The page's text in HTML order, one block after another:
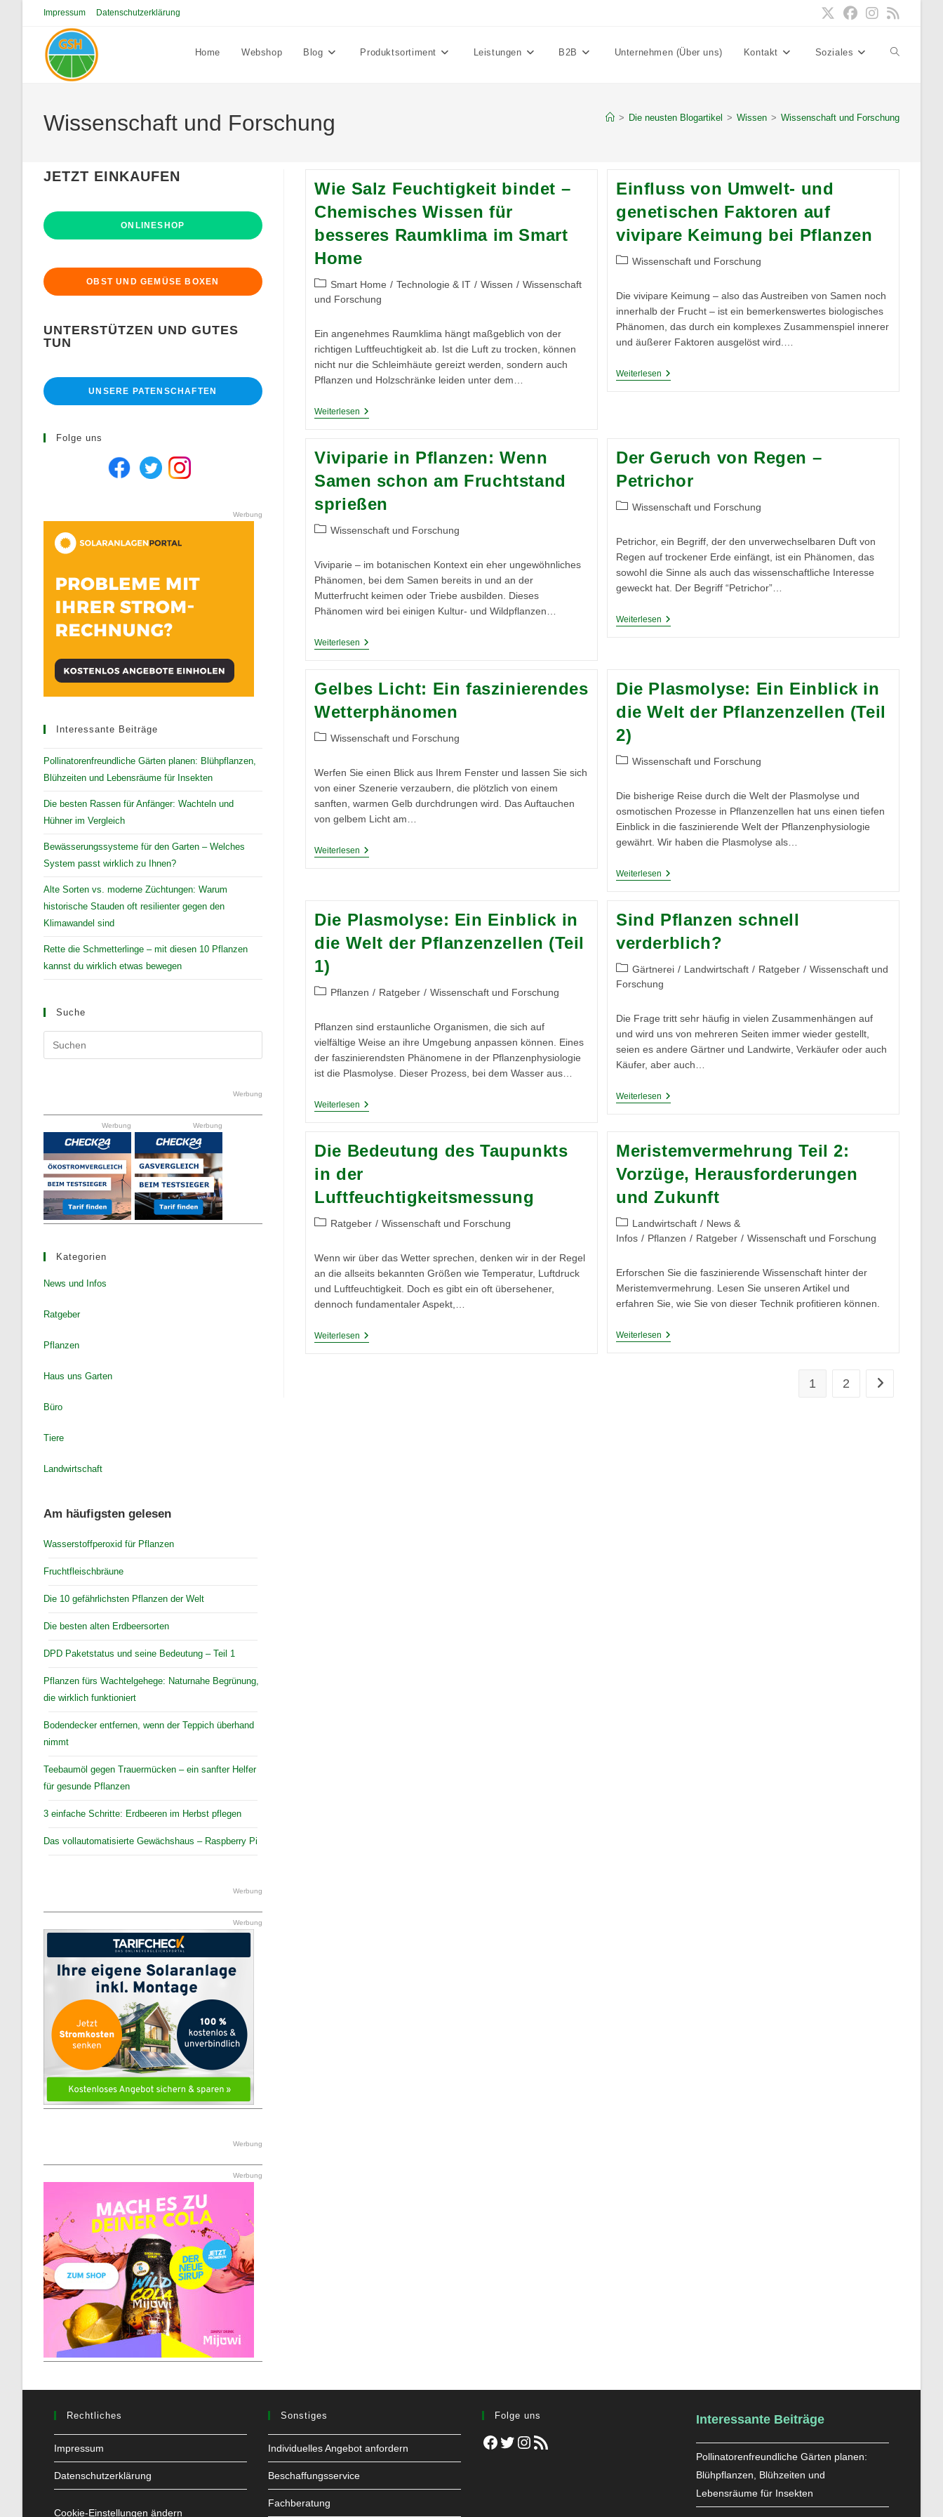
Impressum Datenschutzerklärung
Home Webshop Blog Produktsortiment Leistungen B2B Unternehmen (Über uns) Kontakt Soziales Website-
Wissenschaft und Forschung > Die neusten Blogartikel > Wissen > Wissenschaft und Forschung
Wie Salz Feuchtigkeit bindet –
Chemisches Wissen für
besseres Raumklima im Smart
Home
Beitrags-
Kategorie:
Smart Home / Technologie & IT / Wissen / Wissenschaft
und Forschung
Ein angenehmes Raumklima hängt maßgeblich von der
richtigen Luftfeuchtigkeit ab. Ist die Luft zu trocken, können
nicht nur die Schleimhäute gereizt werden, sondern auch
Pflanzen und Holzschränke leiden unter dem…
Weiterlesen Wie
–
Wissen
Für
Besseres
Raumklima
Smart
Einfluss von Umwelt- und
genetischen Faktoren auf
vivipare Keimung bei Pflanzen
Beitrags-
Wissenschaft und Forschung
Die vivipare Keimung – also das Austreiben von Samen noch
innerhalb der Frucht – ist ein bemerkenswertes biologisches
Phänomen, das durch ein komplexes Zusammenspiel innerer
und äußerer Faktoren ausgelöst wird.…
Weiterlesen Einfluss
Vivipare
Keimung
Bei
Pflanzen
Viviparie in Pflanzen: Wenn
Samen schon am Fruchtstand
sprießen
Beitrags-
Wissenschaft und Forschung
Viviparie – im botanischen Kontext ein eher ungewöhnliches
Phänomen, bei dem Samen bereits in und an der
Mutterfrucht keimen oder Triebe ausbilden. Dieses
Phänomen wird bei einigen Kultur- und Wildpflanzen…
Weiterlesen Viviparie
Samen
Am
Fruchtstand
Sprießen
Der Geruch von Regen –
Petrichor
Beitrags-
Wissenschaft und Forschung
Petrichor, ein Begriff, der den unverwechselbaren Duft von
Regen auf trockener Erde einfängt, ist ein Phänomen, das
sowohl die Sinne als auch das wissenschaftliche Interesse
geweckt hat. Der Begriff “Petrichor”…
Weiterlesen Der
Gelbes Licht: Ein faszinierendes
Wetterphänomen
Beitrags-
Wissenschaft und Forschung
Werfen Sie einen Blick aus Ihrem Fenster und lassen Sie sich
von einer Szenerie verzaubern, die plötzlich von einem
sanften, warmen Gelb durchdrungen wird. Das Auftauchen
von gelbem Licht am…
Weiterlesen Gelbes
Die Plasmolyse: Ein Einblick in
die Welt der Pflanzenzellen (Teil
2)
Beitrags-
Wissenschaft und Forschung
Die bisherige Reise durch die Welt der Plasmolyse und
osmotischen Prozesse in Pflanzenzellen hat uns einen tiefen
Einblick in die faszinierende Welt der Pflanzenphysiologie
gewährt. Wir haben die Plasmolyse als…
Weiterlesen Die
In
Welt
Der
Pflanzenzellen
(Teil
2)
Die Plasmolyse: Ein Einblick in
die Welt der Pflanzenzellen (Teil
1)
Beitrags-
Pflanzen / Ratgeber / Wissenschaft und Forschung
Pflanzen sind erstaunliche Organismen, die sich auf
vielfältige Weise an ihre Umgebung anpassen können. Eines
der faszinierendsten Phänomene in der Pflanzenphysiologie
ist die Plasmolyse. Dieser Prozess, bei dem Wasser aus…
Weiterlesen Die
In
Welt
Der
Pflanzenzellen
(Teil
Sind Pflanzen schnell
verderblich?
Beitrags-
Kategorie:
Gärtnerei / Landwirtschaft / Ratgeber / Wissenschaft und
Forschung
Die Frage tritt sehr häufig in vielen Zusammenhängen auf
und wird uns von mehreren Seiten immer wieder gestellt,
seien es andere Gärtner und Landwirte, Verkäufer oder auch
Käufer, aber auch…
Weiterlesen Sind
Die Bedeutung des Taupunkts
in der
Luftfeuchtigkeitsmessung
Beitrags-
Ratgeber / Wissenschaft und Forschung
Wenn wir über das Wetter sprechen, denken wir in der Regel
an die allseits bekannten Größen wie Temperatur, Luftdruck
und Luftfeuchtigkeit. Doch es gibt ein oft übersehener,
dennoch fundamentaler Aspekt,…
Weiterlesen Die
Meristemvermehrung Teil 2:
Vorzüge, Herausforderungen
und Zukunft
Beitrags-
Kategorie:
Landwirtschaft / News &
Infos / Pflanzen / Ratgeber / Wissenschaft und Forschung
Erforschen Sie die faszinierende Wissenschaft hinter der
Meristemvermehrung. Lesen Sie unseren Artikel und
erfahren Sie, wie Sie von dieser Technik profitieren können.
Weiterlesen Meristemvermehrung
1 2 Zur nächsten
JETZT EINKAUFEN
ONLINESHOP
OBST UND GEMÜSE BOXEN
UNTERSTÜTZEN UND GUTES
TUN
UNSERE PATENSCHAFTEN
Folge uns
Werbung
Interessante Beiträge
Pollinatorenfreundliche Gärten planen: Blühpflanzen,
Blühzeiten und Lebensräume für Insekten
Die besten Rassen für Anfänger: Wachteln und
Hühner im Vergleich
Bewässerungssysteme für den Garten – Welches
System passt wirklich zu Ihnen?
Alte Sorten vs. moderne Züchtungen: Warum
historische Stauden oft resilienter gegen den
Klimawandel sind
Rette die Schmetterlinge – mit diesen 10 Pflanzen
kannst du wirklich etwas bewegen
Suche
Escape
close
the
Werbung
Werbung Werbung
Kategorien
News und Infos
Ratgeber
Pflanzen
Haus uns Garten
Büro
Tiere
Landwirtschaft
Am häufigsten gelesen
Wasserstoffperoxid für Pflanzen
Fruchtfleischbräune
Die 10 gefährlichsten Pflanzen der Welt
Die besten alten Erdbeersorten
DPD Paketstatus und seine Bedeutung – Teil 1
Pflanzen fürs Wachtelgehege: Naturnahe Begrünung,
die wirklich funktioniert
Bodendecker entfernen, wenn der Teppich überhand
nimmt
Teebaumöl gegen Trauermücken – ein sanfter Helfer
für gesunde Pflanzen
3 einfache Schritte: Erdbeeren im Herbst pflegen
Das vollautomatisierte Gewächshaus – Raspberry Pi
Werbung
Werbung
Werbung
Werbung
Rechtliches
Impressum
Datenschutzerklärung
Cookie-Einstellungen ändern
Sonstiges
Individuelles Angebot anfordern
Beschaffungsservice
Fachberatung
Folge uns
Facebook
TwitterInstagram
RSS-Feed
Interessante Beiträge
Pollinatorenfreundliche Gärten planen:
Blühpflanzen, Blühzeiten und
Lebensräume für Insekten